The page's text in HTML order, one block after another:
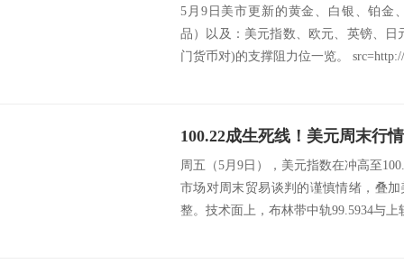
5月9日美市更新的黄金、白银、铂金
品）以及：美元指数、欧元、英镑、
门货币对)的支撑阻力位一览。
周五（5月9日），美元指数在冲高至
市场对周末贸易谈判的谨慎情绪，叠
整。技术面上，布林带中轨99.5934与上